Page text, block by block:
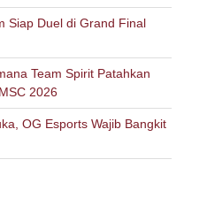
Siap Duel di Grand Final
Team Spirit Patahkan
2026
OG Esports Wajib Bangkit